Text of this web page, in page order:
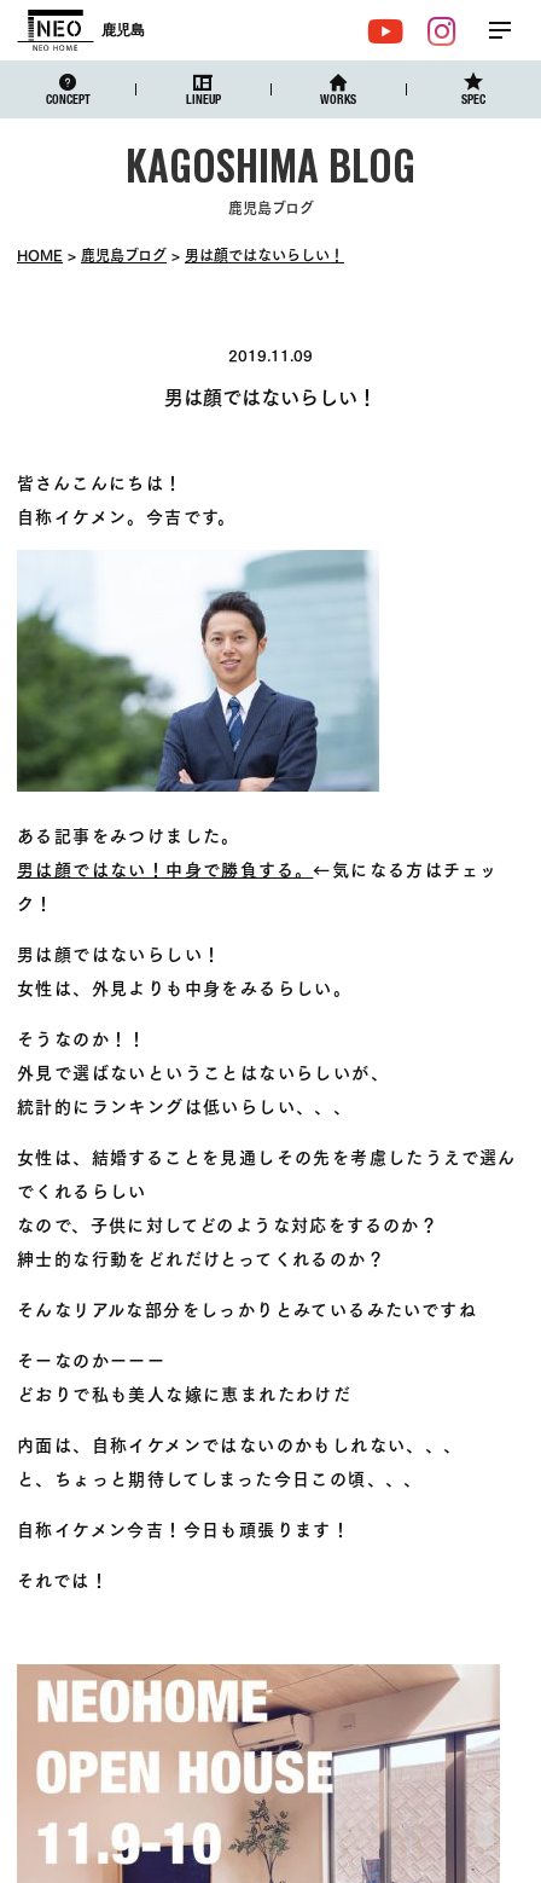
鹿児島
CONCEPT LINEUP WORKS SPEC
YouTube
メ
鹿児島ブログ
HOME 鹿児島ブログ 男は顔ではないらしい！
2019.11.09
男は顔ではないらしい！
皆さんこんにちは！
自称イケメン。今吉です。
ある記事をみつけました。
男は顔ではない！中身で勝負する。←気になる方はチェッ
ク！
男は顔ではないらしい！
女性は、外見よりも中身をみるらしい。
そうなのか！！
外見で選ばないということはないらしいが、
統計的にランキングは低いらしい、、、
女性は、結婚することを見通しその先を考慮したうえで選ん
でくれるらしい
なので、子供に対してどのような対応をするのか？
紳士的な行動をどれだけとってくれるのか？
そんなリアルな部分をしっかりとみているみたいですね
そーなのかーーー
どおりで私も美人な嫁に恵まれたわけだ
内面は、自称イケメンではないのかもしれない、、、
と、ちょっと期待してしまった今日この頃、、、
自称イケメン今吉！今日も頑張ります！
​​​​​​​それでは！